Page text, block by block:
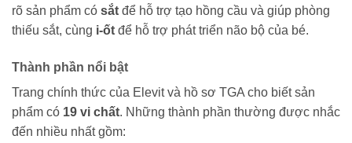
rõ sản phẩm có sắt để hỗ trợ tạo hồng cầu và giúp phòng
thiếu sắt, cùng i-ốt để hỗ trợ phát triển não bộ của bé.
Thành phần nổi bật
Trang chính thức của Elevit và hồ sơ TGA cho biết sản
phẩm có 19 vi chất. Những thành phần thường được nhắc
đến nhiều nhất gồm: